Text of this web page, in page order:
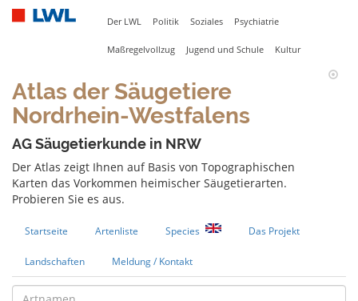
Der LWL Politik Soziales Psychiatrie
Maßregelvollzug Jugend und Schule Kultur
Atlas der Säugetiere
Nordrhein-Westfalens
AG Säugetierkunde in NRW
Der Atlas zeigt Ihnen auf Basis von Topographischen
Karten das Vorkommen heimischer Säugetierarten.
Probieren Sie es aus.
Startseite Artenliste Species Das Projekt
Landschaften Meldung / Kontakt